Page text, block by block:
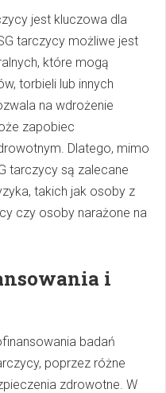
jest kluczowa dla
tarczycy możliwe jest
które mogą
torbieli lub innych
na wdrożenie
zapobiec
Dlatego, mimo
tarczycy są zalecane
takich jak osoby z
czy osoby narażone na
i
badań
poprzez różne
zdrowotne. W